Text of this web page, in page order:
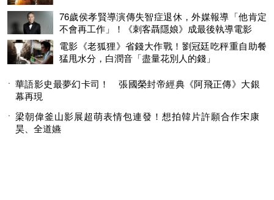
76歲侯孝賢導演傳失智症退休，外媒報導「他肯定
不會再工作」！《刺客聶隱娘》成最後執導電影
電影《老狐狸》省錢大作戰！劉冠廷吃秤重自助餐
猛甩水分，白潤音「盡量花別人的錢」
華語影史最夢幻卡司！ 張國榮封帝經典《阿飛正傳》大銀
幕再現
梁朝偉釜山影展超萌表情包連發！想拍韓片許願合作宋康
昊、全道嬿